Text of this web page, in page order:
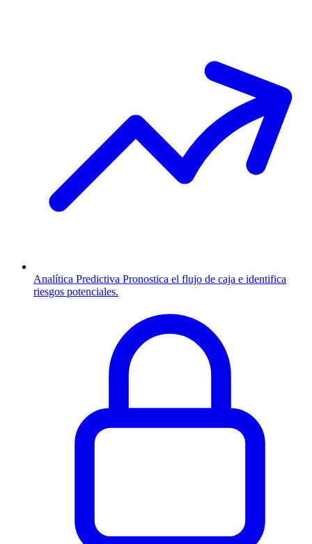
Analítica Predictiva Pronostica el flujo de caja e identifica
riesgos potenciales.